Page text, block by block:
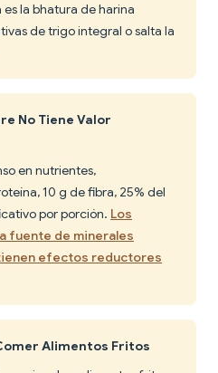
es la bhatura de harina
de trigo integral o salta la
No Tiene Valor
en nutrientes,
10 g de fibra, 25% del
por porción. Los
fuente de minerales
efectos reductores
Alimentos Fritos